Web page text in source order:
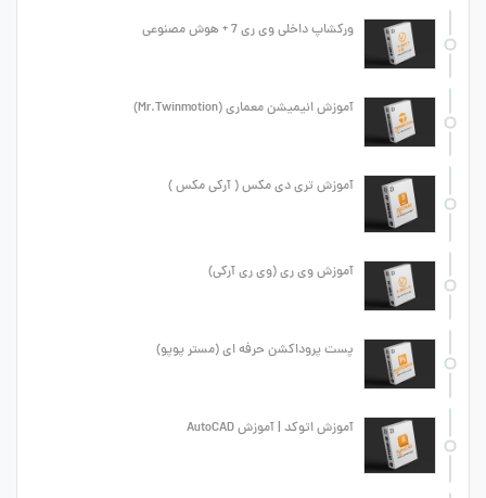
ورکشاپ داخلی وی ری 7 + هوش مصنوعی
آموزش انیمیشن معماری (Mr.Twinmotion)
آموزش تری دی مکس ( آرکی مکس )
آموزش وی ری (وی ری آرکی)
پست پروداکشن حرفه ای (مستر پوپو)
آموزش اتوکد | آموزش AutoCAD